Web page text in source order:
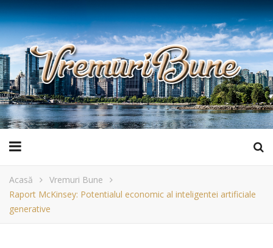
Acasă
Vremuri Bune
Raport McKinsey: Potentialul economic al inteligentei artificiale
generative